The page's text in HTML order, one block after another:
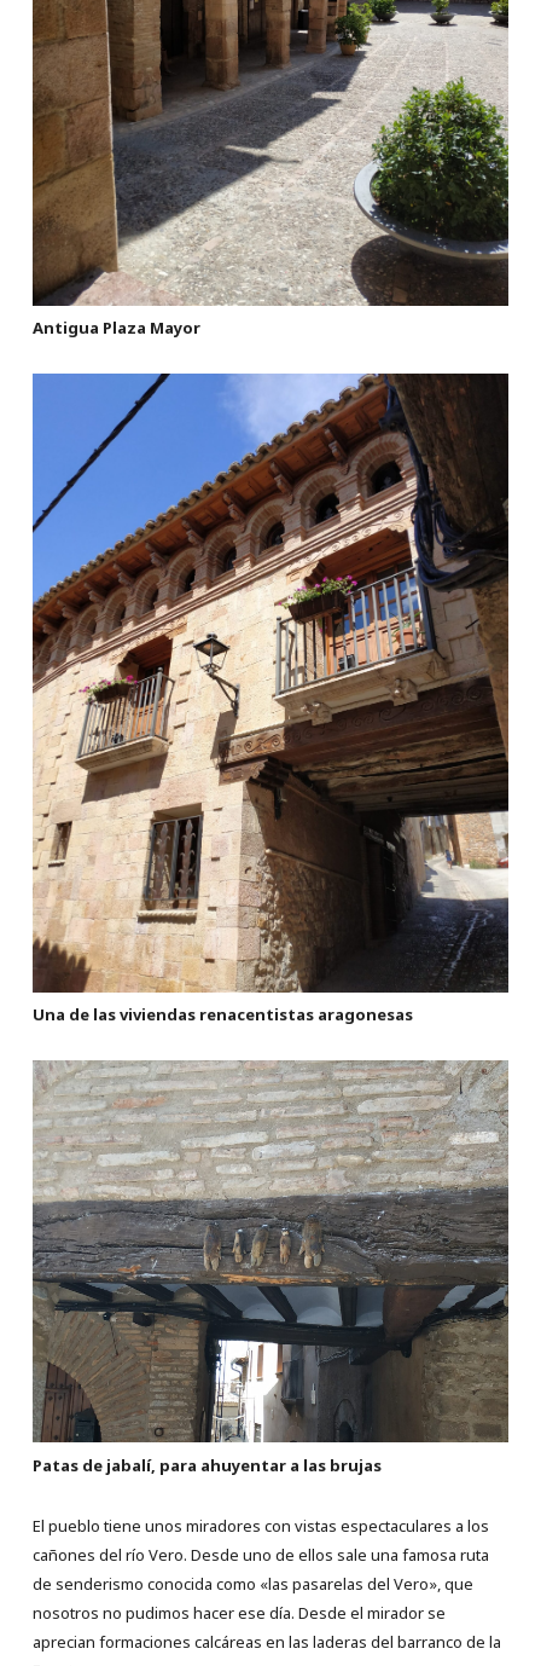
Antigua Plaza Mayor
Una de las viviendas renacentistas aragonesas
Patas de jabalí, para ahuyentar a las brujas
El pueblo tiene unos miradores con vistas espectaculares a los
cañones del río Vero. Desde uno de ellos sale una famosa ruta
de senderismo conocida como «las pasarelas del Vero», que
nosotros no pudimos hacer ese día. Desde el mirador se
aprecian formaciones calcáreas en las laderas del barranco de la